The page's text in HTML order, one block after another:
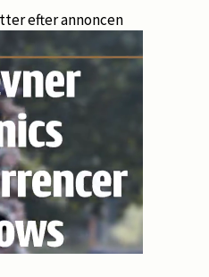
efter annoncen